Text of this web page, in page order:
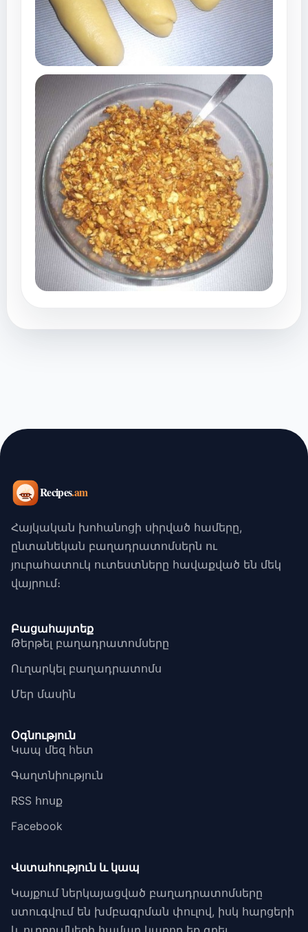
Հայկական խոհանոցի սիրված համերը,
ընտանեկան բաղադրատոմսերն ու
յուրահատուկ ուտեստները հավաքված են մեկ
վայրում։
Բացահայտեք
Թերթել բաղադրատոմսերը
Ուղարկել բաղադրատոմս
Մեր մասին
Օգնություն
Կապ մեզ հետ
Գաղտնիություն
RSS հոսք
Facebook
Վստահություն և կապ
Կայքում ներկայացված բաղադրատոմսերը
ստուգվում են խմբագրման փուլով, իսկ հարցերի